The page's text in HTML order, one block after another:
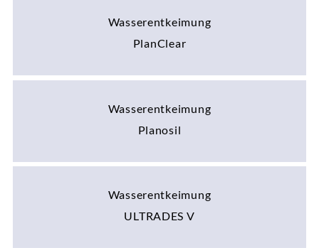
Wasserentkeimung
PlanClear
Wasserentkeimung
Planosil
Wasserentkeimung
ULTRADES V